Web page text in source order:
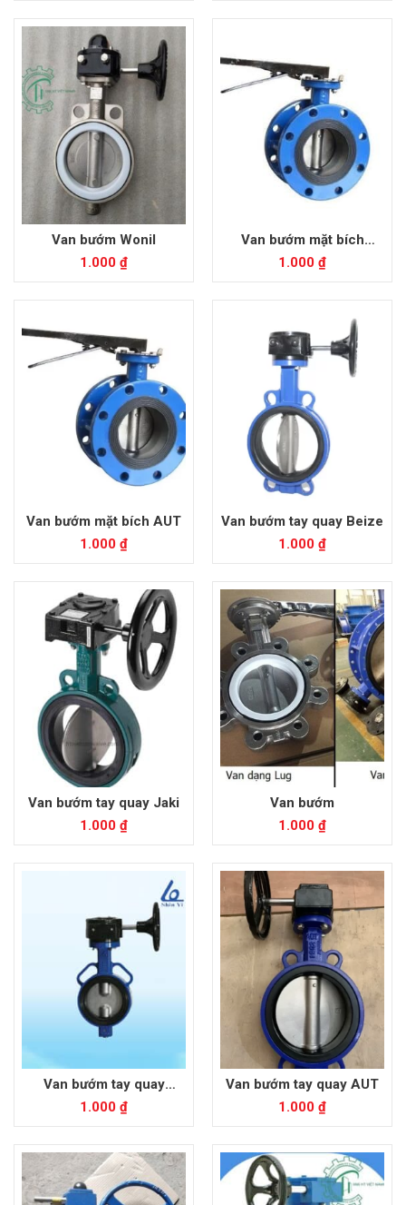
Van bướm Wonil
1.000 ₫
Van bướm mặt bích
Shinyi
1.000 ₫
Van bướm mặt bích AUT
1.000 ₫
Van bướm tay quay Beize
1.000 ₫
Van bướm tay quay Jaki
1.000 ₫
Van bướm
1.000 ₫
Van bướm tay quay
ShinYi
1.000 ₫
Van bướm tay quay AUT
1.000 ₫